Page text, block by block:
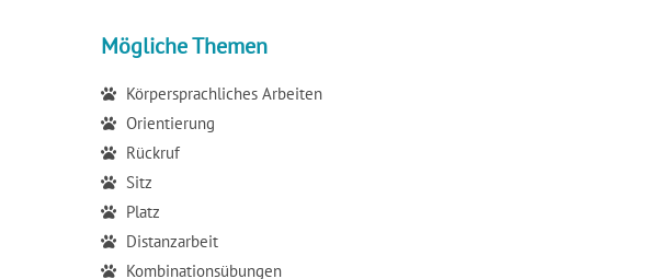
Mögliche Themen
Körpersprachliches Arbeiten
Orientierung
Rückruf
Sitz
Platz
Distanzarbeit
Kombinationsübungen